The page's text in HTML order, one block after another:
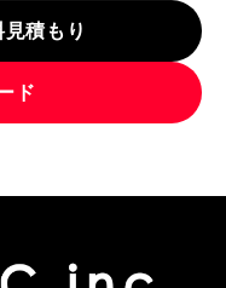
積もり
ド